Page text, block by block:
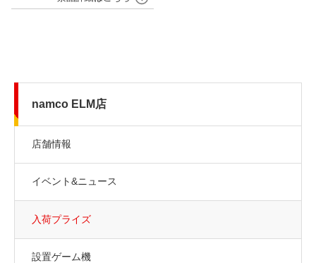
namco ELM店
店舗情報
イベント&ニュース
入荷プライズ
設置ゲーム機